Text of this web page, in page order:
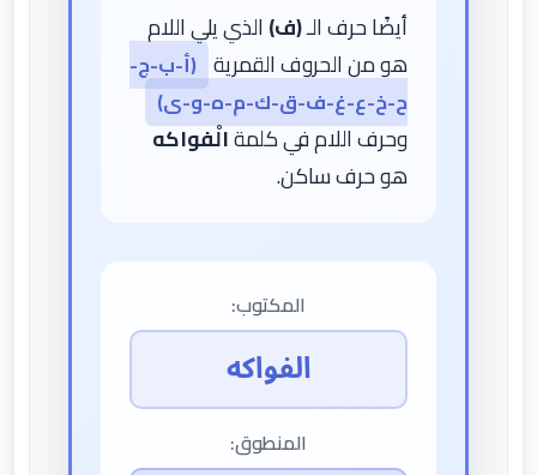
أيضًا حرف الـ(ف)الذي يلي اللام
هو من الحروف القمرية (أ-ب-ج-
ح-خ-ع-غ-ف-ق-ك-م-ه-و-ى)
وحرف اللام في كلمةالْفواكه
هو حرف ساكن.
المكتوب:
الفواكه
المنطوق: